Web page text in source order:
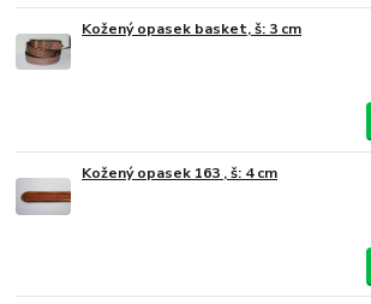
Kožený opasek basket, š: 3 cm
Kožený opasek 163 , š: 4 cm